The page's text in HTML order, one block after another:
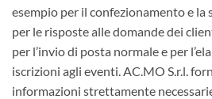
esempio per il confezionamento e la
per le risposte alle domande dei
per l’invio di posta normale e per
iscrizioni agli eventi. AC.MO S.r.l.
informazioni strettamente